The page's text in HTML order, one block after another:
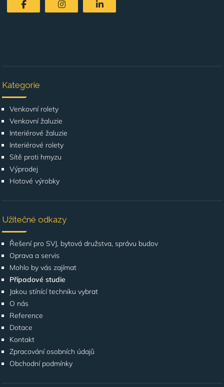
Kategorie
Venkovní rolety
Venkovní žaluzie
Interiérové žaluzie
Interiérové rolety
Sítě proti hmyzu
Výprodej
Hotové výrobky
Užitečné odkazy
Řešení pro SVJ, bytová družstva, správu budov
Oprava a servis
Mohlo by vás zajímat
Případové studie
Jakou stínící techniku vybrat
O nás
Reference
Dotace
Kontakt
Zpracování osobních údajů
Obchodní podmínky